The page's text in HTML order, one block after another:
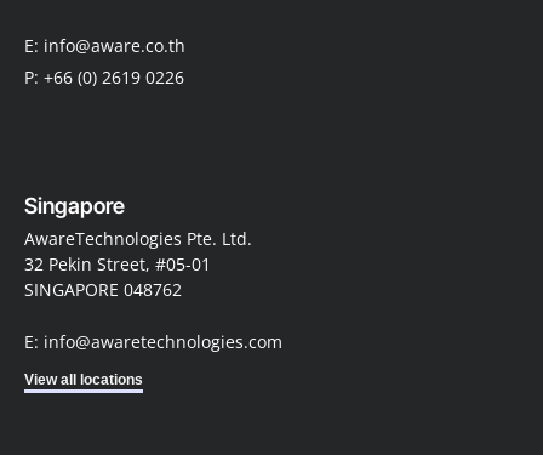
E: info@aware.co.th
P: +66 (0) 2619 0226
Singapore
AwareTechnologies Pte. Ltd.
32 Pekin Street, #05-01
SINGAPORE 048762
E: info@awaretechnologies.com
View all locations